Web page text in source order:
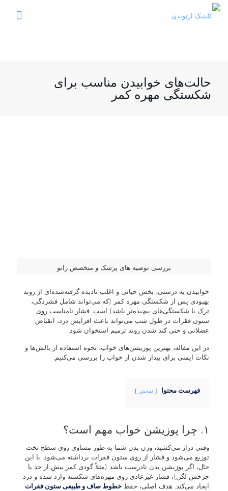
حالت‌های خوابیدن مناسب برای
شکستگی مهره کمر
بررسی توصیه های پزشک و متخصص زانو
خوابیدن به درستی، بخش حیاتی و اغلب نادیده گرفته‌شده‌ای از روند
بهبودی پس از شکستگی مهره کمر (که می‌تواند شامل فشردگی،
ترک یا شکستگی‌های پیچیده‌تر باشد) است. فشار نامناسب روی
ستون فقرات در طول شب می‌تواند باعث افزایش درد، انقباض
عضلانی و حتی کند شدن روند ترمیم استخوان شود.
در این مقاله، بهترین پوزیشن‌های خواب، نحوه استفاده از بالش‌ها و
نکات ایمنی برای بیدار شدن از خواب را بررسی می‌کنیم.
فهرست محتوا نمایش
۱. چرا پوزیشن خواب مهم است؟
وقتی دراز می‌کشید، وزن بدن شما به طور مساوی روی سطح تخت
توزیع می‌شود و فشار از روی ستون فقرات برداشته می‌شود. با این
حال، اگر پوزیشن بدن نادرست باشد (مثلاً گودی کمر بیش از حد یا
چرخش لگن)، فشار غیرعادی روی مهره‌های شکسته وارد شده و درد
ایجاد می‌کند. هدف اصلی، حفظ خطوط صاف و طبیعی ستون فقرات